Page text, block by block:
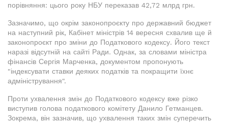
порівняння: цього року НБУ переказав 42,72 млрд грн.
Зазначимо, що окрім законопроєкту про державний бюджет
на наступний рік, Кабінет міністрів 14 вересня схвалив ще й
законопроєкт про зміни до Податкового кодексу. Його текст
наразі відсутній на сайті Ради. Однак, за словами міністра
фінансів Сергія Марченка, документом пропонують
"індексувати ставки деяких податків та покращити їхнє
адміністрування".
Проти ухвалення змін до Податкового кодексу вже різко
виступив голова податкового комітету Данило Гетманцев.
Зокрема, він зазначив, що ухвалення таких змін суперечить